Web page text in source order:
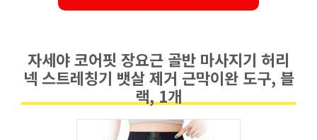
자세야 코어핏 장요근 골반 마사지기 허리
넥 스트레칭기 뱃살 제거 근막이완 도구, 블
랙, 1개